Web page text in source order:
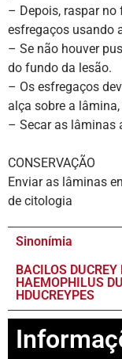
– Depois, raspar
esfregaços usando
– Se não houver
do fundo da lesão.
– Os esfregaços
alça sobre a
– Secar as lâminas
CONSERVAÇÃO
Enviar as lâminas
de citologia
Sinonímia
BACILOS
HAEMOPHILUS
HDUCREYPES